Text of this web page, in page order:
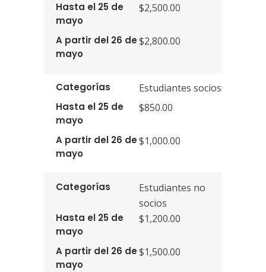
Hasta el 25 de
mayo
$2,500.00
A partir del 26 de
mayo
$2,800.00
Categorías Estudiantes socios
Hasta el 25 de
mayo
$850.00
A partir del 26 de
mayo
$1,000.00
Categorías
Estudiantes no
socios
Hasta el 25 de
mayo
$1,200.00
A partir del 26 de
mayo
$1,500.00